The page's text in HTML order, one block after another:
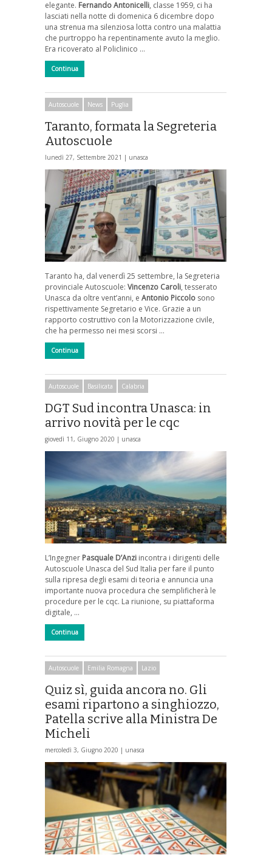
elegante. Fernando Antonicelli, classe 1959, ci ha
lasciati nella notte di domenica 6 dicembre dopo
una strenua ma silenziosa lotta contro una malattia
che purtroppo ha repentinamente avuto la meglio.
Era ricoverato al Policlinico …
Continua
Autoscuole News Puglia
Taranto, formata la Segreteria
Autoscuole
lunedì 27, Settembre 2021 | unasca
Taranto ha, dal venerdì 25 settembre, la Segreteria
provinciale Autoscuole: Vincenzo Caroli, tesserato
Unasca da oltre vent’anni, e Antonio Piccolo sono
rispettivamente Segretario e Vice. Grazie a un
rapporto costruttivo con la Motorizzazione civile,
che ha permesso nei mesi scorsi …
Continua
Autoscuole Basilicata Calabria
DGT Sud incontra Unasca: in
arrivo novità per le cqc
giovedì 11, Giugno 2020 | unasca
L’Ingegner Pasquale D’Anzi incontra i dirigenti delle
Autoscuole Unasca del Sud Italia per fare il punto
sulla ripresa degli esami di teoria e annuncia una
importante nuova procedura che semplificherà le
procedure per le cqc. La riunione, su piattaforma
digitale, …
Continua
Autoscuole Emilia Romagna Lazio
Quiz sì, guida ancora no. Gli
esami ripartono a singhiozzo,
Patella scrive alla Ministra De
Micheli
mercoledì 3, Giugno 2020 | unasca